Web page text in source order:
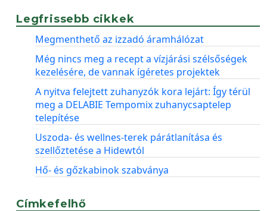
Legfrissebb cikkek
Megmenthető az izzadó áramhálózat
Még nincs meg a recept a vízjárási szélsőségek
kezelésére, de vannak ígéretes projektek
A nyitva felejtett zuhanyzók kora lejárt: Így térül
meg a DELABIE Tempomix zuhanycsaptelep
telepítése
Uszoda- és wellnes-terek párátlanítása és
szellőztetése a Hidewtól
Hő- és gőzkabinok szabványa
Címkefelhő